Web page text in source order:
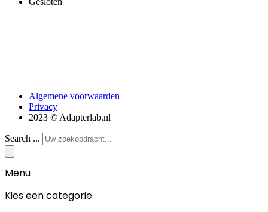
Algemene voorwaarden
Privacy
2023 © Adapterlab.nl
Search ...
Menu
Kies een categorie